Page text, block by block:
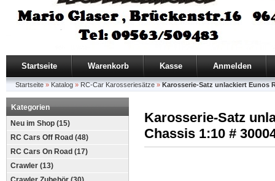
Startseite Warenkorb Kasse Anmelden
Startseite » Katalog » RC-Car Karosseriesätze » Karosserie-Satz unlackiert Eunos
Kategorien
Neu im Shop (15)
RC Cars Off Road (48)
RC Cars On Road (17)
Crawler (13)
Karosserie-Satz
Chassis 1:10 #